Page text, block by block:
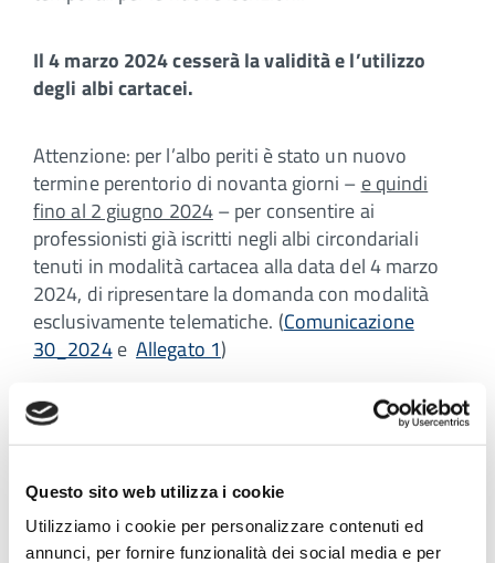
Questo sito web utilizza i cookie
Utilizziamo i cookie per personalizzare contenuti ed
annunci, per fornire funzionalità dei social media e per
Il 4 marzo 2024 cesserà la validità e l’utilizzo
degli albi cartacei.
Attenzione: per l’albo periti è stato un nuovo
termine perentorio di novanta giorni – e quindi
fino al 2 giugno 2024– per consentire ai
professionisti già iscritti negli albi circondariali
tenuti in modalità cartacea alla data del 4 marzo
2024, di ripresentare la domanda con modalità
esclusivamente telematiche. (Comunicazione
30_2024eAllegato 1)
Clicca qui per le informazioni e i tutorial
Clicca qui per iscriverti all'Albo